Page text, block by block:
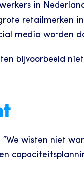
in
retailmerken
media worden
bijvoorbeeld
wisten niet